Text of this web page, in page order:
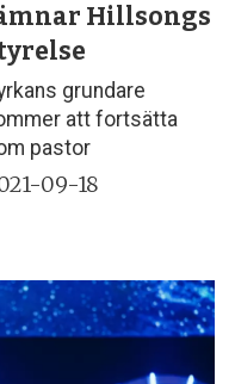
Hillsongs
grundare
att fortsätta
pastor
09-18